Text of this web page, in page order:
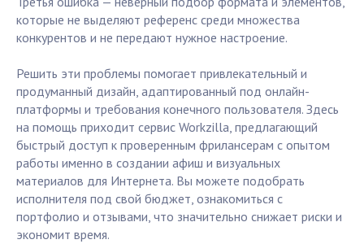
которые не выделяют референс среди множества
конкурентов и не передают нужное настроение.
Решить эти проблемы помогает привлекательный и
продуманный дизайн, адаптированный под онлайн-
платформы и требования конечного пользователя. Здесь
на помощь приходит сервис Workzilla, предлагающий
быстрый доступ к проверенным фрилансерам с опытом
работы именно в создании афиш и визуальных
материалов для Интернета. Вы можете подобрать
исполнителя под свой бюджет, ознакомиться с
портфолио и отзывами, что значительно снижает риски и
экономит время.